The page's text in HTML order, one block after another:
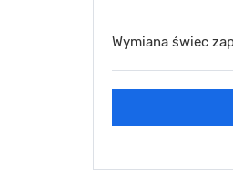
Wymiana świec